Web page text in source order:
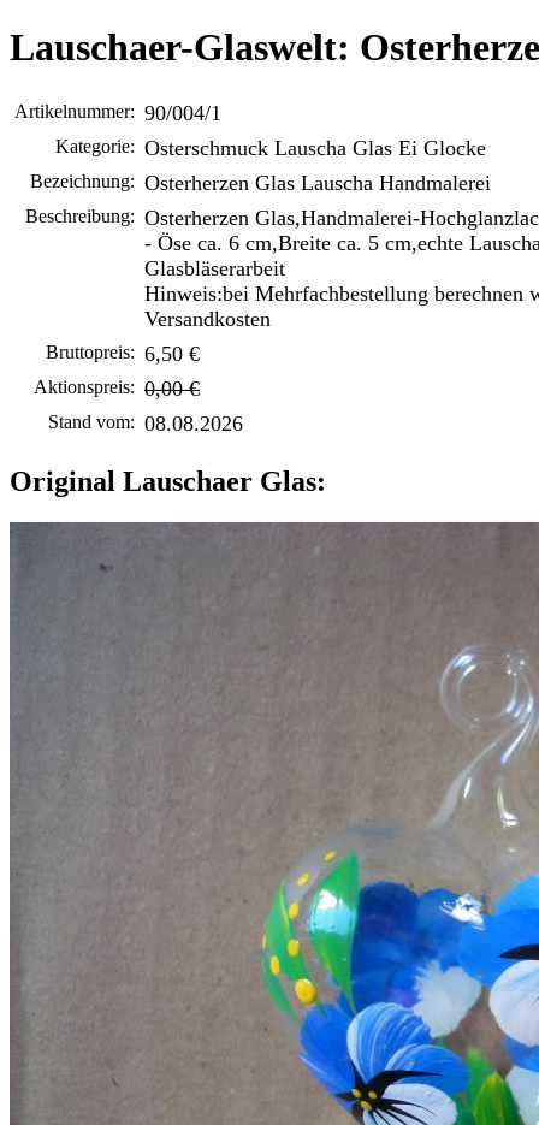
Lauschaer-Glaswelt:
Artikelnummer: 90/004/1
Kategorie: Osterschmuck Lauscha Glas Ei Glocke
Bezeichnung: Osterherzen Glas Lauscha Handmalerei
Beschreibung: Osterherzen Glas,Handmalerei-
- Öse ca. 6 cm,Breite ca. 5 cm,echte
Glasbläserarbeit
Hinweis:bei Mehrfachbestellung berechnen
Versandkosten
Bruttopreis: 6,50 €
Aktionspreis: 0,00 €
Stand vom: 08.08.2026
Original Lauschaer Glas: